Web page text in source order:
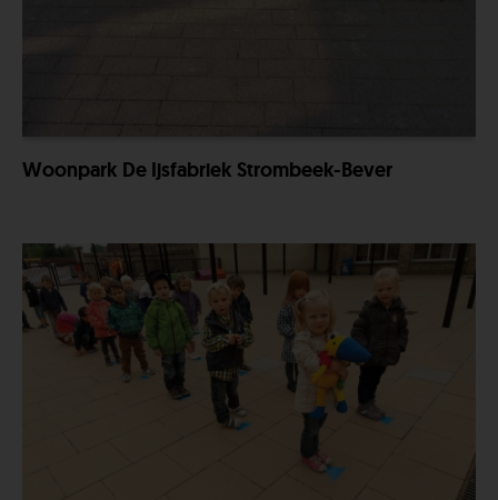
Woonpark De Ijsfabriek Strombeek-Bever